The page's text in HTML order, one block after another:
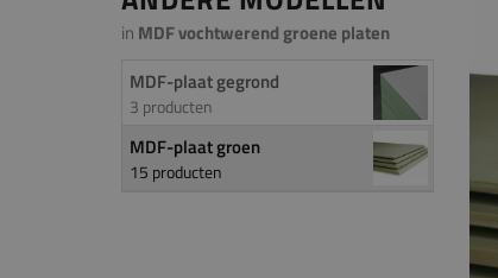
in MDF vochtwerend groene platen
MDF-plaat gegrond
3 producten
MDF-plaat groen
15 producten